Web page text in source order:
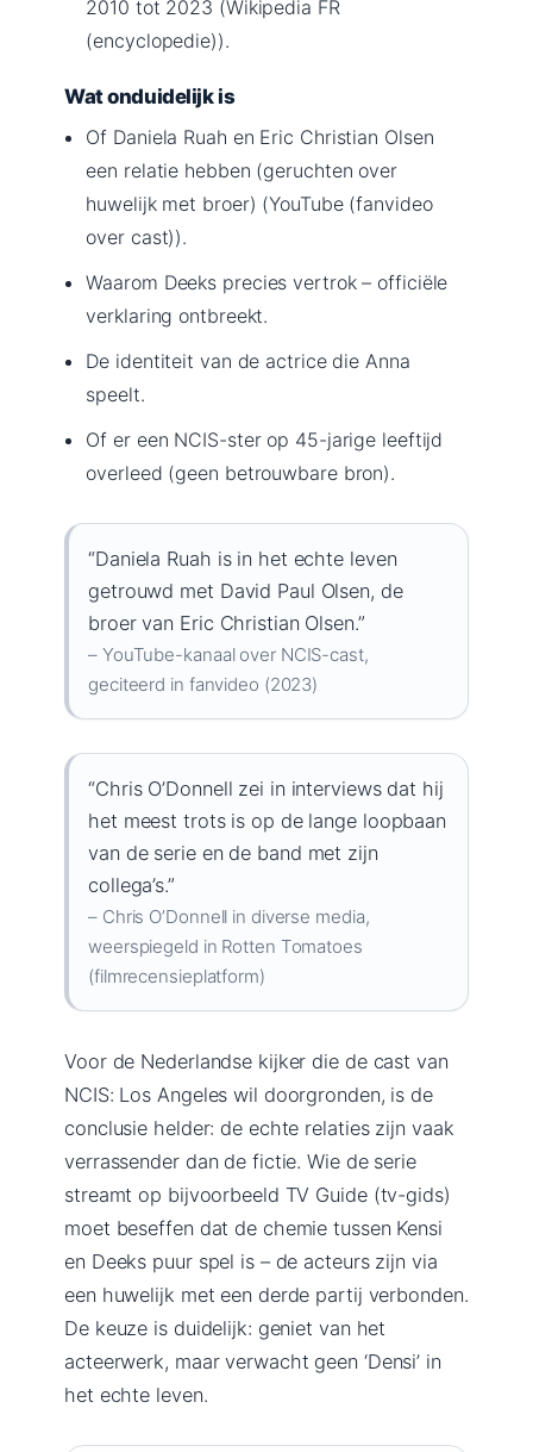
2010 tot 2023 (Wikipedia FR
(encyclopedie)).
Wat onduidelijk is
Of Daniela Ruah en Eric Christian Olsen
een relatie hebben (geruchten over
huwelijk met broer) (YouTube (fanvideo
over cast)).
Waarom Deeks precies vertrok – officiële
verklaring ontbreekt.
De identiteit van de actrice die Anna
speelt.
Of er een NCIS-ster op 45-jarige leeftijd
overleed (geen betrouwbare bron).
“Daniela Ruah is in het echte leven
getrouwd met David Paul Olsen, de
broer van Eric Christian Olsen.”
– YouTube-kanaal over NCIS-cast,
geciteerd in fanvideo (2023)
“Chris O’Donnell zei in interviews dat hij
het meest trots is op de lange loopbaan
van de serie en de band met zijn
collega’s.”
– Chris O’Donnell in diverse media,
weerspiegeld in Rotten Tomatoes
(filmrecensieplatform)
Voor de Nederlandse kijker die de cast van
NCIS: Los Angeles wil doorgronden, is de
conclusie helder: de echte relaties zijn vaak
verrassender dan de fictie. Wie de serie
streamt op bijvoorbeeld TV Guide (tv-gids)
moet beseffen dat de chemie tussen Kensi
en Deeks puur spel is – de acteurs zijn via
een huwelijk met een derde partij verbonden.
De keuze is duidelijk: geniet van het
acteerwerk, maar verwacht geen ‘Densi’ in
het echte leven.